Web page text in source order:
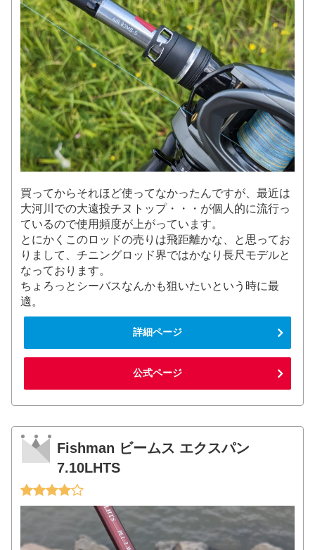
買ってからそれほど使ってなかったんですが、最近は
大河川での大遠投チヌトップ・・・が個人的に流行っ
ているので使用頻度が上がっています。
とにかくこのロッドの売りは飛距離かな、と思ってお
りまして、チニングロッド界ではかなり長尺モデルと
なっております。
ちょろっとシーバスなんかも狙いたいという時に最
適。
詳細ページ
公式ページ
Fishman ビームス エクスパン
7.10LHTS